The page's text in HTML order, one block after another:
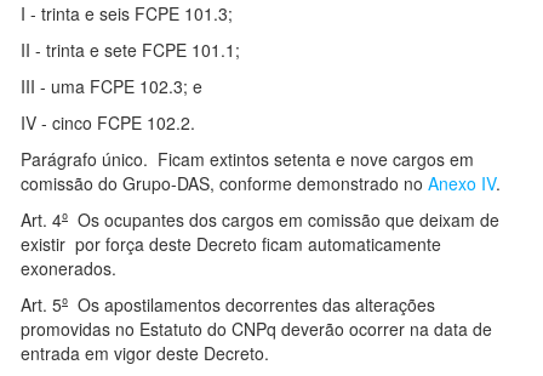
I - trinta e seis FCPE 101.3;
II - trinta e sete FCPE 101.1;
III - uma FCPE 102.3; e
IV - cinco FCPE 102.2.
Parágrafo único. Ficam extintos setenta e nove cargos em
comissão do Grupo-DAS, conforme demonstrado no Anexo IV.
Art. 4º Os ocupantes dos cargos em comissão que deixam de
existir por força deste Decreto ficam automaticamente
exonerados.
Art. 5º Os apostilamentos decorrentes das alterações
promovidas no Estatuto do CNPq deverão ocorrer na data de
entrada em vigor deste Decreto.